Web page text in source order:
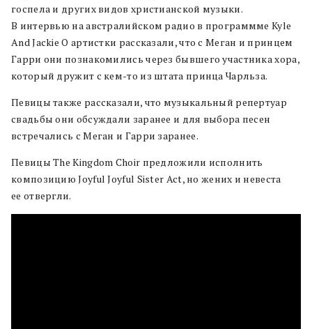
госпела и других видов христианской музыки.
В интервью на австралийском радио в программме Kyle
And Jackie O артистки рассказали, что с Меган и принцем
Гарри они познакомились через бывшего участника хора,
который дружит с кем-то из штата принца Чарльза.
Певицы также рассказали, что музыкальный репертуар
свадьбы они обсуждали заранее и для выбора песен
встречались с Меган и Гарри заранее.
Певицы The Kingdom Choir предложили исполнить
композицию Joyful Joyful Sister Act, но жених и невеста
ее отвергли.